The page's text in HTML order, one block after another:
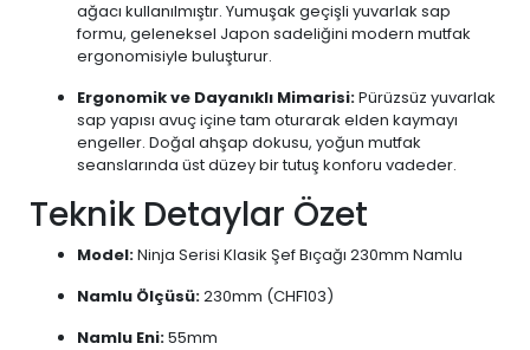
ağacı kullanılmıştır. Yumuşak geçişli yuvarlak sap
formu, geleneksel Japon sadeliğini modern mutfak
ergonomisiyle buluşturur.
Ergonomik ve Dayanıklı Mimarisi:Pürüzsüz yuvarlak
sap yapısı avuç içine tam oturarak elden kaymayı
engeller. Doğal ahşap dokusu, yoğun mutfak
seanslarında üst düzey bir tutuş konforu vadeder.
Teknik Detaylar Özet
Model:Ninja Serisi Klasik Şef Bıçağı 230mm Namlu
Namlu Ölçüsü:230mm (CHF103)
Namlu Eni:55mm